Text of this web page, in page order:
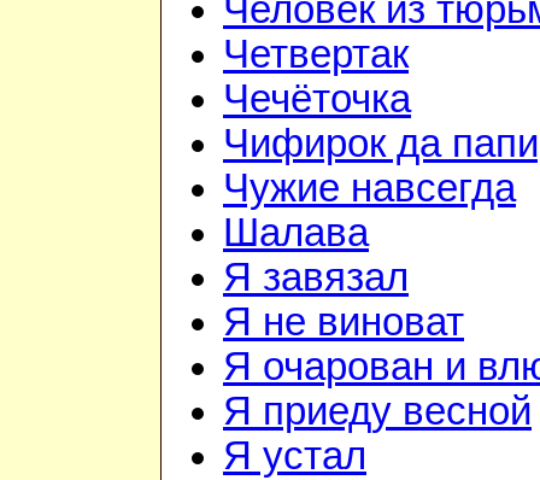
Человек из
Четвертак
Чечёточка
Чифирок да
Чужие навсегда
Шалава
Я завязал
Я не виноват
Я очарован и
Я приеду весной
Я устал